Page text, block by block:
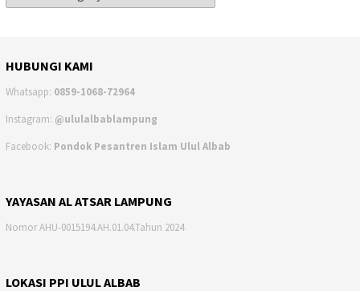
HUBUNGI KAMI
Whatsapp: 0859-1068-72964
Instagram: @ululalbablampung
Facebook: Pondok Pesantren Islam Ulul Albab
YAYASAN AL ATSAR LAMPUNG
Nomor AHU-0015194.AH.01.04.Tahun 2024
LOKASI PPI ULUL ALBAB